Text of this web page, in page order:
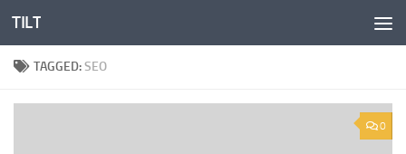
Skip to content
TILT
TAGGED:SEO
0